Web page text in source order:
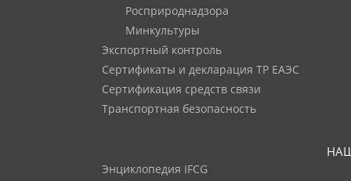
Росприроднадзора
Минкультуры
Экспортный контроль
Сертификаты и декларация ТР ЕАЭС
Сертификация средств связи
Транспортная безопасность
Энциклопедия IFCG